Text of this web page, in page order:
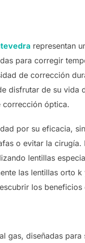
representan
para corregir
de corrección
disfrutar de su vida
corrección óptica.
por su eficacia,
o evitar la
lentillas
las lentillas orto
los
diseñadas